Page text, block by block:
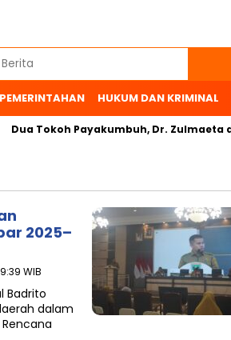
PEMERINTAHAN HUKUM DAN KRIMINAL
Dua Tokoh Payakumbuh, Dr. Zulmaeta
2025–
WIB
Badrito
dalam